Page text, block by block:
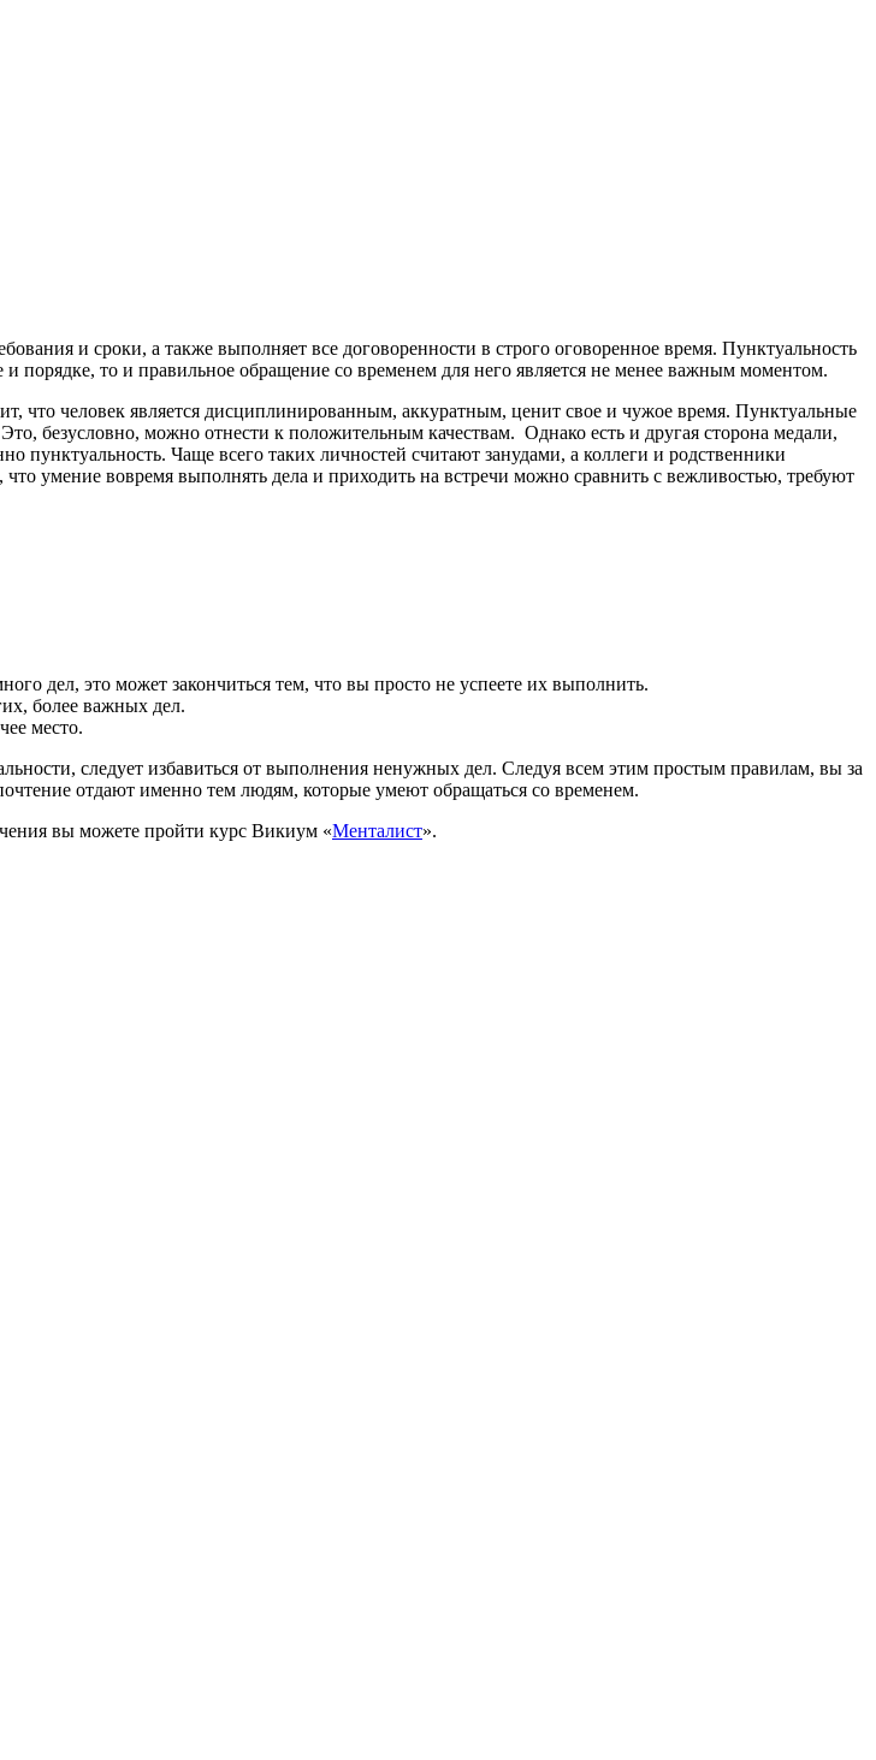
и сроки, а также выполняет все договоренности в строго оговоренное время. Пунктуальность
порядке, то и правильное обращение со временем для него является не менее важным моментом.
что человек является дисциплинированным, аккуратным, ценит свое и чужое время. Пунктуальные
безусловно, можно отнести к положительным качествам. Однако есть и другая сторона медали,
Чаще всего таких личностей считают занудами, а коллеги и родственники
умение вовремя выполнять дела и приходить на встречи можно сравнить с вежливостью, требуют
дел, это может закончиться тем, что вы просто не успеете их выполнить.
более важных дел.
место.
следует избавиться от выполнения ненужных дел. Следуя всем этим простым правилам, вы за
отдают именно тем людям, которые умеют обращаться со временем.
вы можете пройти курс Викиум «Менталист».